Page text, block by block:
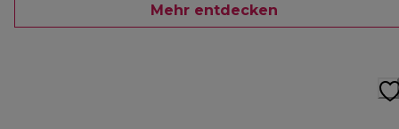
Mehr entdecken